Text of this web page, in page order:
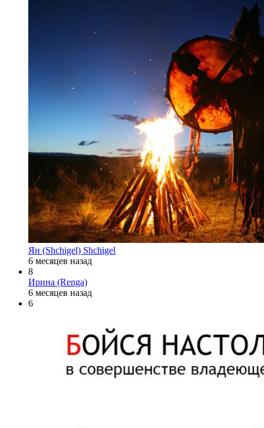
Ян (Shchigel) Shchigel
6 месяцев назад
8
Ирина (Renga)
6 месяцев назад
6